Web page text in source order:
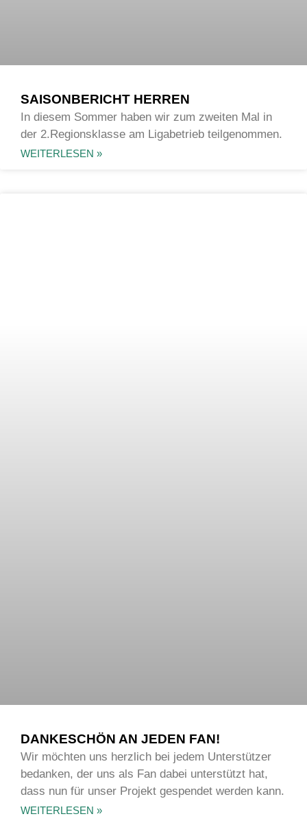
SAISONBERICHT HERREN
In diesem Sommer haben wir zum zweiten Mal in
der 2.Regionsklasse am Ligabetrieb teilgenommen.
WEITERLESEN »
DANKESCHÖN AN JEDEN FAN!
Wir möchten uns herzlich bei jedem Unterstützer
bedanken, der uns als Fan dabei unterstützt hat,
dass nun für unser Projekt gespendet werden kann.
WEITERLESEN »